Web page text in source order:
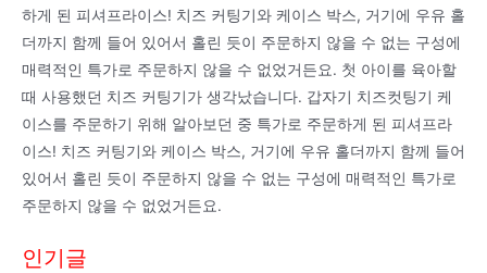
하게 된 피셔프라이스! 치즈 커팅기와 케이스 박스, 거기에 우유 홀
더까지 함께 들어 있어서 홀린 듯이 주문하지 않을 수 없는 구성에
매력적인 특가로 주문하지 않을 수 없었거든요. 첫 아이를 육아할
때 사용했던 치즈 커팅기가 생각났습니다. 갑자기 치즈컷팅기 케
이스를 주문하기 위해 알아보던 중 특가로 주문하게 된 피셔프라
이스! 치즈 커팅기와 케이스 박스, 거기에 우유 홀더까지 함께 들어
있어서 홀린 듯이 주문하지 않을 수 없는 구성에 매력적인 특가로
주문하지 않을 수 없었거든요.
인기글